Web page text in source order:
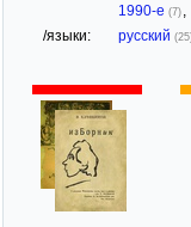
1990-е (7)
/языки: русский